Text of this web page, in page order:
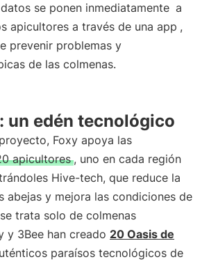
se ponen inmediatamente a
apicultores a través de una app ,
prevenir problemas y
de las colmenas.
un edén tecnológico
Foxy apoya las
apicultores , uno en cada región
Hive-tech, que reduce la
abejas y mejora las condiciones de
trata solo de colmenas
y 3Bee han creado 20 Oasis de
paraísos tecnológicos de